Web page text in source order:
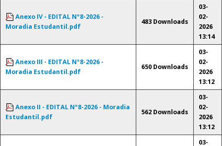
Anexo IV - EDITAL Nº8-2026 -
Moradia Estudantil.pdf
483 Downloads
03-
02-
2026
13:14
Anexo III - EDITAL Nº8-2026 -
Moradia Estudantil.pdf
650 Downloads
03-
02-
2026
13:12
Anexo II - EDITAL Nº8-2026 - Moradia
Estudantil.pdf
562 Downloads
03-
02-
2026
13:12
03-